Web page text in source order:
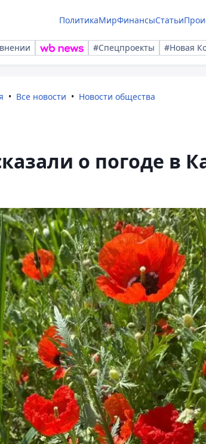
ПолитикаМирФинансыСтатьи
#Спецпроекты #Новая
Все новости Новости общества
о погоде в